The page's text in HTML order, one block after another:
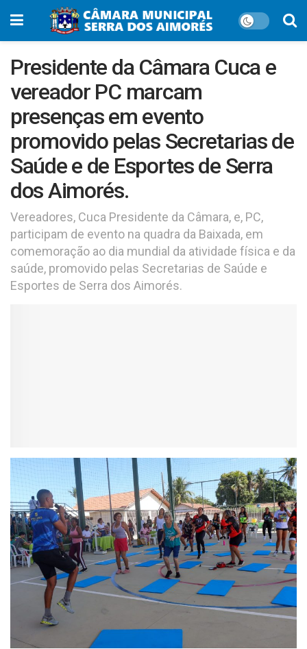
Presidente da Câmara Cuca e
vereador PC marcam
presenças em evento
promovido pelas Secretarias de
Saúde e de Esportes de Serra
dos Aimorés.
Vereadores, Cuca Presidente da Câmara, e, PC,
participam de evento na quadra da Baixada, em
comemoração ao dia mundial da atividade física e da
saúde, promovido pelas Secretarias de Saúde e
Esportes de Serra dos Aimorés.